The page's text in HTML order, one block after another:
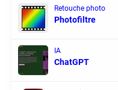
Retouche photo
Photofiltre
IA
ChatGPT